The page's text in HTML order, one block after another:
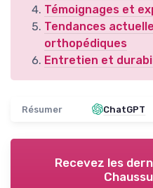
Témoignages et
Tendances
orthopédiques
Entretien et
Résumer ChatGPT
Recevez les